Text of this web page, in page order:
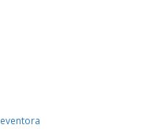
eventora